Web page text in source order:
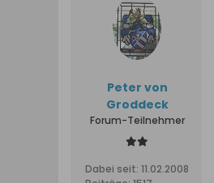
Peter von
Groddeck
Forum-Teilnehmer
Dabei seit: 11.02.2008